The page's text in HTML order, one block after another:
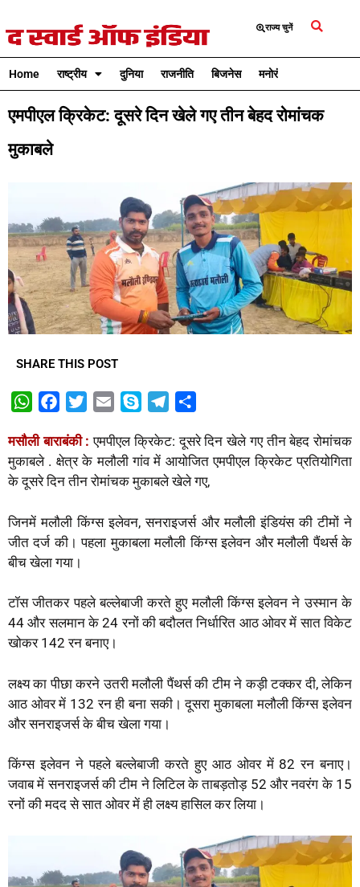
राज्य चुनें
Home राष्ट्रीय दुनिया राजनीति बिजनेस मनोरंजन
एमपीएल क्रिकेट: दूसरे दिन खेले गए तीन बेहद रोमांचक
मुकाबले
SHARE THIS POST
W
a
t
s
p
p
c
e
b
o
k
i
t
r
a
i
l
y
p
e
l
e
g
a
m
a
r
e
मसौली बाराबंकी : एमपीएल क्रिकेट: दूसरे दिन खेले गए तीन बेहद रोमांचक
मुकाबले . क्षेत्र के मलौली गांव में आयोजित एमपीएल क्रिकेट प्रतियोगिता
के दूसरे दिन तीन रोमांचक मुकाबले खेले गए,
जिनमें मलौली किंग्स इलेवन, सनराइजर्स और मलौली इंडियंस की टीमों ने
जीत दर्ज की। पहला मुकाबला मलौली किंग्स इलेवन और मलौली पैंथर्स के
बीच खेला गया।
टॉस जीतकर पहले बल्लेबाजी करते हुए मलौली किंग्स इलेवन ने उस्मान के
44 और सलमान के 24 रनों की बदौलत निर्धारित आठ ओवर में सात विकेट
खोकर 142 रन बनाए।
लक्ष्य का पीछा करने उतरी मलौली पैंथर्स की टीम ने कड़ी टक्कर दी, लेकिन
आठ ओवर में 132 रन ही बना सकी। दूसरा मुकाबला मलौली किंग्स इलेवन
और सनराइजर्स के बीच खेला गया।
किंग्स इलेवन ने पहले बल्लेबाजी करते हुए आठ ओवर में 82 रन बनाए।
जवाब में सनराइजर्स की टीम ने लिटिल के ताबड़तोड़ 52 और नवरंग के 15
रनों की मदद से सात ओवर में ही लक्ष्य हासिल कर लिया।